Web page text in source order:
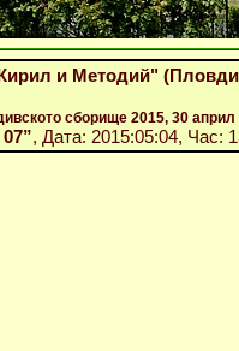
и Методий"
сборище 2015, 30
, Дата: 2015:05:04, Час: